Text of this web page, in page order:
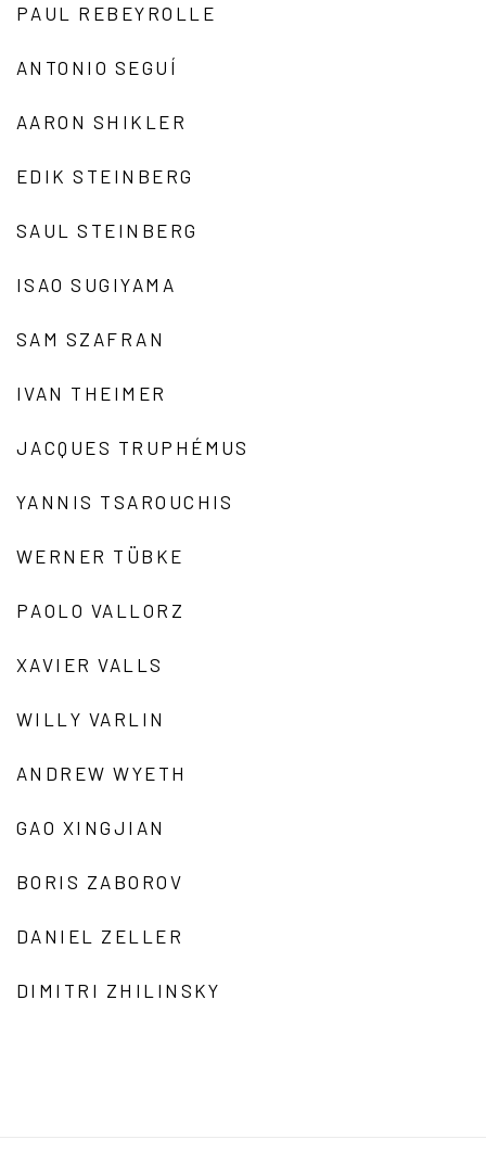
PAUL REBEYROLLE
ANTONIO SEGUÍ
AARON SHIKLER
EDIK STEINBERG
SAUL STEINBERG
ISAO SUGIYAMA
SAM SZAFRAN
IVAN THEIMER
JACQUES TRUPHÉMUS
YANNIS TSAROUCHIS
WERNER TÜBKE
PAOLO VALLORZ
XAVIER VALLS
WILLY VARLIN
ANDREW WYETH
GAO XINGJIAN
BORIS ZABOROV
DANIEL ZELLER
DIMITRI ZHILINSKY